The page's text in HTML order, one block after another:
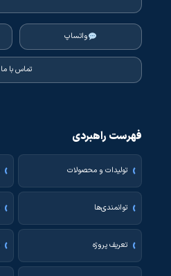
واتساپ
تماس با ما
فهرست راهبردی
تولیدات و محصولات
توانمندی‌ها
تعریف پروژه